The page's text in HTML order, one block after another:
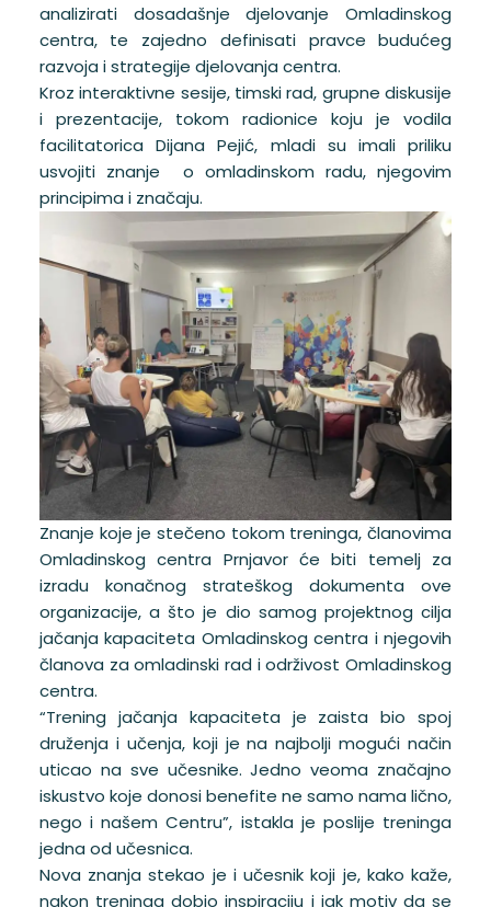
analizirati dosadašnje djelovanje Omladinskog
centra, te zajedno definisati pravce budućeg
razvoja i strategije djelovanja centra.
Kroz interaktivne sesije, timski rad, grupne diskusije
i prezentacije, tokom radionice koju je vodila
facilitatorica Dijana Pejić, mladi su imali priliku
usvojiti znanje o omladinskom radu, njegovim
principima i značaju.
Znanje koje je stečeno tokom treninga, članovima
Omladinskog centra Prnjavor će biti temelj za
izradu konačnog strateškog dokumenta ove
organizacije, a što je dio samog projektnog cilja
jačanja kapaciteta Omladinskog centra i njegovih
članova za omladinski rad i održivost Omladinskog
centra.
“Trening jačanja kapaciteta je zaista bio spoj
druženja i učenja, koji je na najbolji mogući način
uticao na sve učesnike. Jedno veoma značajno
iskustvo koje donosi benefite ne samo nama lično,
nego i našem Centru”, istakla je poslije treninga
jedna od učesnica.
Nova znanja stekao je i učesnik koji je, kako kaže,
nakon treninga dobio inspiraciju i jak motiv da se